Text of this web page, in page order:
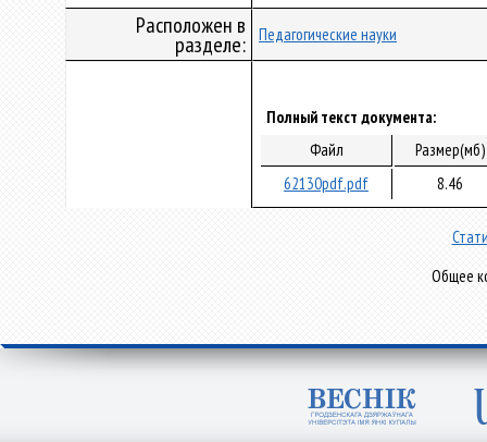
Расположен в
разделе: Педагогические науки
Полный текст документа:
Файл
Размер(мб)
62130pdf.pdf
8.46
Общее